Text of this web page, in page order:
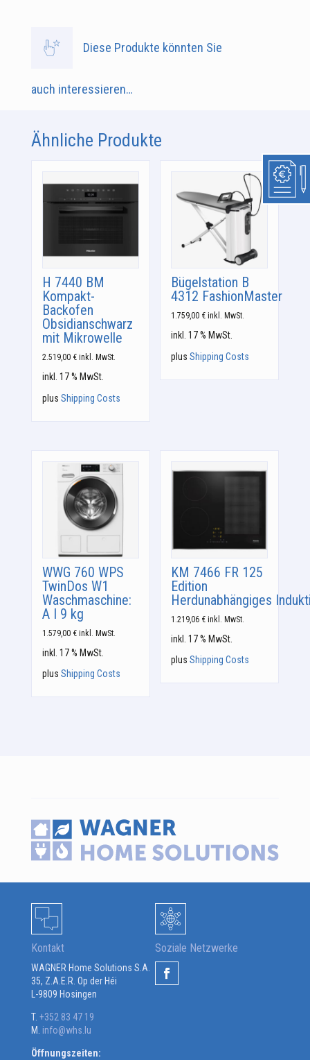
Diese Produkte könnten Sie
auch interessieren…
Ähnliche Produkte
H 7440 BM
Kompakt-
Backofen
Obsidianschwarz
mit Mikrowelle
2.519,00 € inkl. MwSt.
inkl. 17 % MwSt.
plus Shipping Costs
Bügelstation B
4312 FashionMaster
1.759,00 € inkl. MwSt.
inkl. 17 % MwSt.
plusShipping Costs
WWG 760 WPS
TwinDos W1
Waschmaschine:
A I 9 kg
1.579,00 € inkl. MwSt.
inkl. 17 % MwSt.
plus Shipping Costs
KM 7466 FR 125
Edition
Herdunabhängiges
1.219,06 € inkl. MwSt.
inkl. 17 % MwSt.
plusShipping Costs
Kontakt
WAGNER Home Solutions S.A.
35, Z.A.E.R. Op der Héi
L-9809 Hosingen
T. +352 83 47 19
M. info@whs.lu
Öffnungszeiten:
Soziale Netzwerke